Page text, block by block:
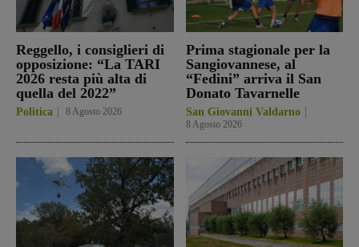
Reggello, i consiglieri di
opposizione: “La TARI
2026 resta più alta di
quella del 2022”
Politica 8 Agosto 2026
Prima stagionale per la
Sangiovannese, al
“Fedini” arriva il San
Donato Tavarnelle
San Giovanni Valdarno
8 Agosto 2026